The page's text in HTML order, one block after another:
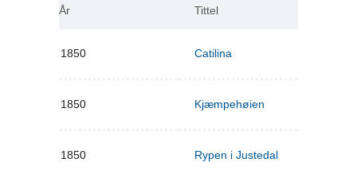
År Tittel
1850 Catilina
1850 Kjæmpehøien
1850 Rypen i Justedal